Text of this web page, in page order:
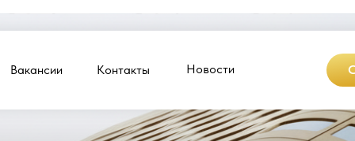
Новости
Контакты
Вакансии